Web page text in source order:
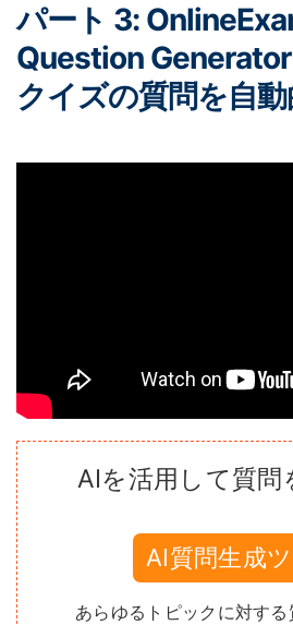
パート 3:
Question
クイズの質問を自
AIを活用して質問
AI質問生成
あらゆるトピックに対す